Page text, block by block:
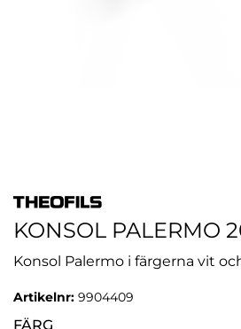
KONSOL PALERMO
Konsol Palermo i färgerna vit
Artikelnr: 9904409
FÄRG